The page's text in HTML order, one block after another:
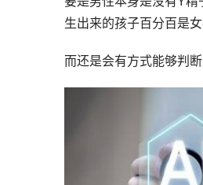
生出来的孩子百分百是
而还是会有方式能够判